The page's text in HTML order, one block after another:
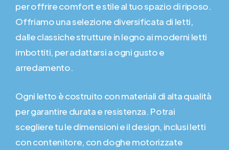
per offrire comfort e stile al tuo spazio di riposo.
Offriamo una selezione diversificata di letti,
dalle classiche strutture in legno ai moderni letti
imbottiti, per adattarsi a ogni gusto e
arredamento.
Ogni letto è costruito con materiali di alta qualità
per garantire durata e resistenza. Potrai
scegliere tu le dimensioni e il design, inclusi letti
con contenitore, con doghe motorizzate